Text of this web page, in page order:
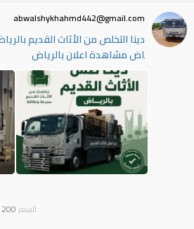
abwalshykhahmd442@gmail.com
اض مشاهدة اعلان بالرياض
السعر 200